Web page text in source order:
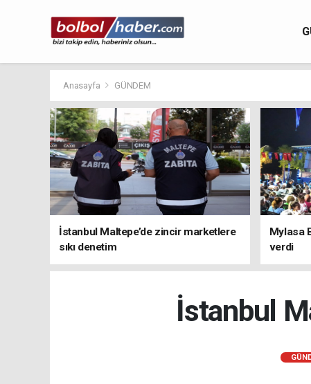
Anasayfa GÜNDEM
İstanbul Maltepe’de zincir marketlere
sıkı denetim
Mylasa
verdi
İstanbul